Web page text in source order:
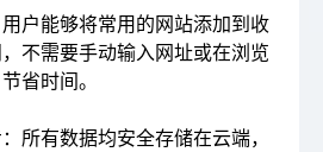
户能够将常用的网站添加到收
不需要手动输入网址或在浏览
省时间。
所有数据均安全存储在云端，